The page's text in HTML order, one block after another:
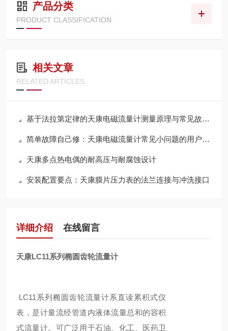
产品分类
PRODUCT CLASSIFICATION
相关文章
RELATED ARTICLES
基于法拉第定律的天康电磁流量计测量原理与常见故障检修维护指南
简单故障自己修：天康电磁流量计常见小问题的用户自行处理方法
天康多点热电偶的耐高压与耐腐蚀设计
安装配置要点：天康膜片压力表的法兰连接与冲洗接口
详细介绍 在线留言
天康LC11系列椭圆齿轮流量计
LC11系列椭圆齿轮流量计系直读累积式仪
表，是计量流经管道内液体流量总和的容积
式流量计。可广泛用于石油、化工、医药卫